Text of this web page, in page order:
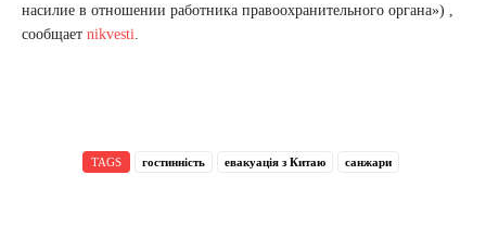
насилие в отношении работника правоохранительного органа») ,
сообщает nikvesti.
TAGS гостинність евакуація з Китаю санжари